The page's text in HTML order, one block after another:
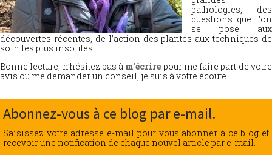
pathologies, des
questions que l’on
se pose aux
découvertes récentes, de l’action des plantes aux techniques de
soin les plus insolites.
Bonne lecture, n’hésitez pas à m’écrire pour me faire part de votre
avis ou me demander un conseil, je suis à votre écoute.
Abonnez-vous à ce blog par e-mail.
Saisissez votre adresse e-mail pour vous abonner à ce blog et
recevoir une notification de chaque nouvel article par e-mail.